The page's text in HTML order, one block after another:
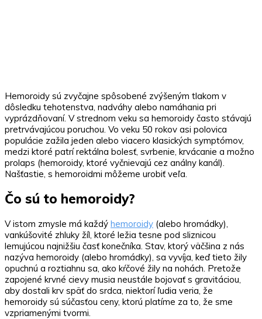
Hemoroidy sú zvyčajne spôsobené zvýšeným tlakom v
dôsledku tehotenstva, nadváhy alebo namáhania pri
vyprázdňovaní. V strednom veku sa hemoroidy často stávajú
pretrvávajúcou poruchou. Vo veku 50 rokov asi polovica
populácie zažila jeden alebo viacero klasických symptómov,
medzi ktoré patrí rektálna bolesť, svrbenie, krvácanie a možno
prolaps (hemoroidy, ktoré vyčnievajú cez análny kanál).
Našťastie, s hemoroidmi môžeme urobiť veľa.
Čo sú to hemoroidy?
V istom zmysle má každý hemoroidy (alebo hromádky),
vankúšovité zhluky žíl, ktoré ležia tesne pod sliznicou
lemujúcou najnižšiu časť konečníka. Stav, ktorý väčšina z nás
nazýva hemoroidy (alebo hromádky), sa vyvíja, keď tieto žily
opuchnú a roztiahnu sa, ako kŕčové žily na nohách. Pretože
zapojené krvné cievy musia neustále bojovať s gravitáciou,
aby dostali krv späť do srdca, niektorí ľudia veria, že
hemoroidy sú súčasťou ceny, ktorú platíme za to, že sme
vzpriamenými tvormi.